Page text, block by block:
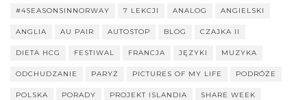
#4SEASONSINNORWAY 7 LEKCJI ANALOG ANGIELSKI
ANGLIA AU PAIR AUTOSTOP BLOG CZAJKA II
DIETA HCG FESTIWAL FRANCJA JĘZYKI MUZYKA
ODCHUDZANIE PARYŻ PICTURES OF MY LIFE PODRÓŻE
POLSKA PORADY PROJEKT ISLANDIA SHARE WEEK